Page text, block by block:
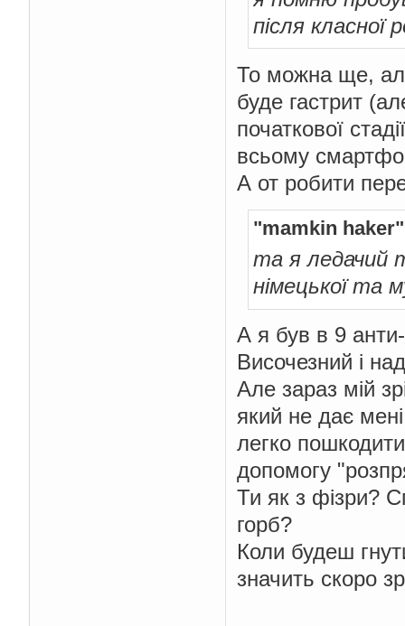
після класної
То можна ще,
буде гастрит
початкової
всьому
А от робити
"mamkin
та я ледачий
німецької та
А я був в 9
Височезний і
Але зараз мій
який не дає
легко
допомогу
Ти як з фізри?
горб?
Коли будеш
значить скоро